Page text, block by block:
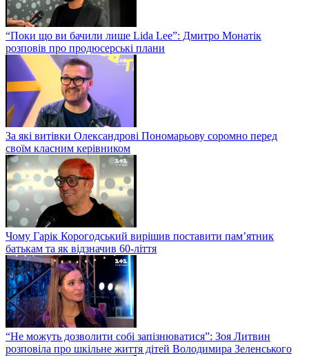
“Поки що ви бачили лише Lida Lee”: Дмитро Монатік
розповів про продюсерські плани
За які витівки Олександрові Пономарьову соромно перед
своїм класним керівником
Чому Гарік Корогодський вирішив поставити пам’ятник
батькам та як відзначив 60-ліття
“Не можуть дозволити собі запізнюватися”: Зоя Литвин
розповіла про шкільне життя дітей Володимира Зеленського